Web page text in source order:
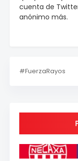
cuenta de
anónimo más.
#FuerzaRayos